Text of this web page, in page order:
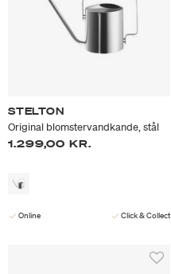
STELTON
Original blomstervandkande, stål
1.299,00 KR.
Online Click & Collect